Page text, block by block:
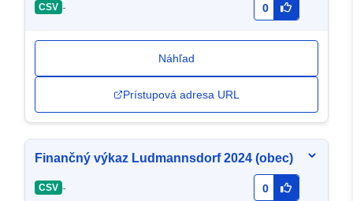
CSV - 0
Náhľad
Prístupová adresa URL
Finančný výkaz Ludmannsdorf 2024 (obec)
CSV - 0